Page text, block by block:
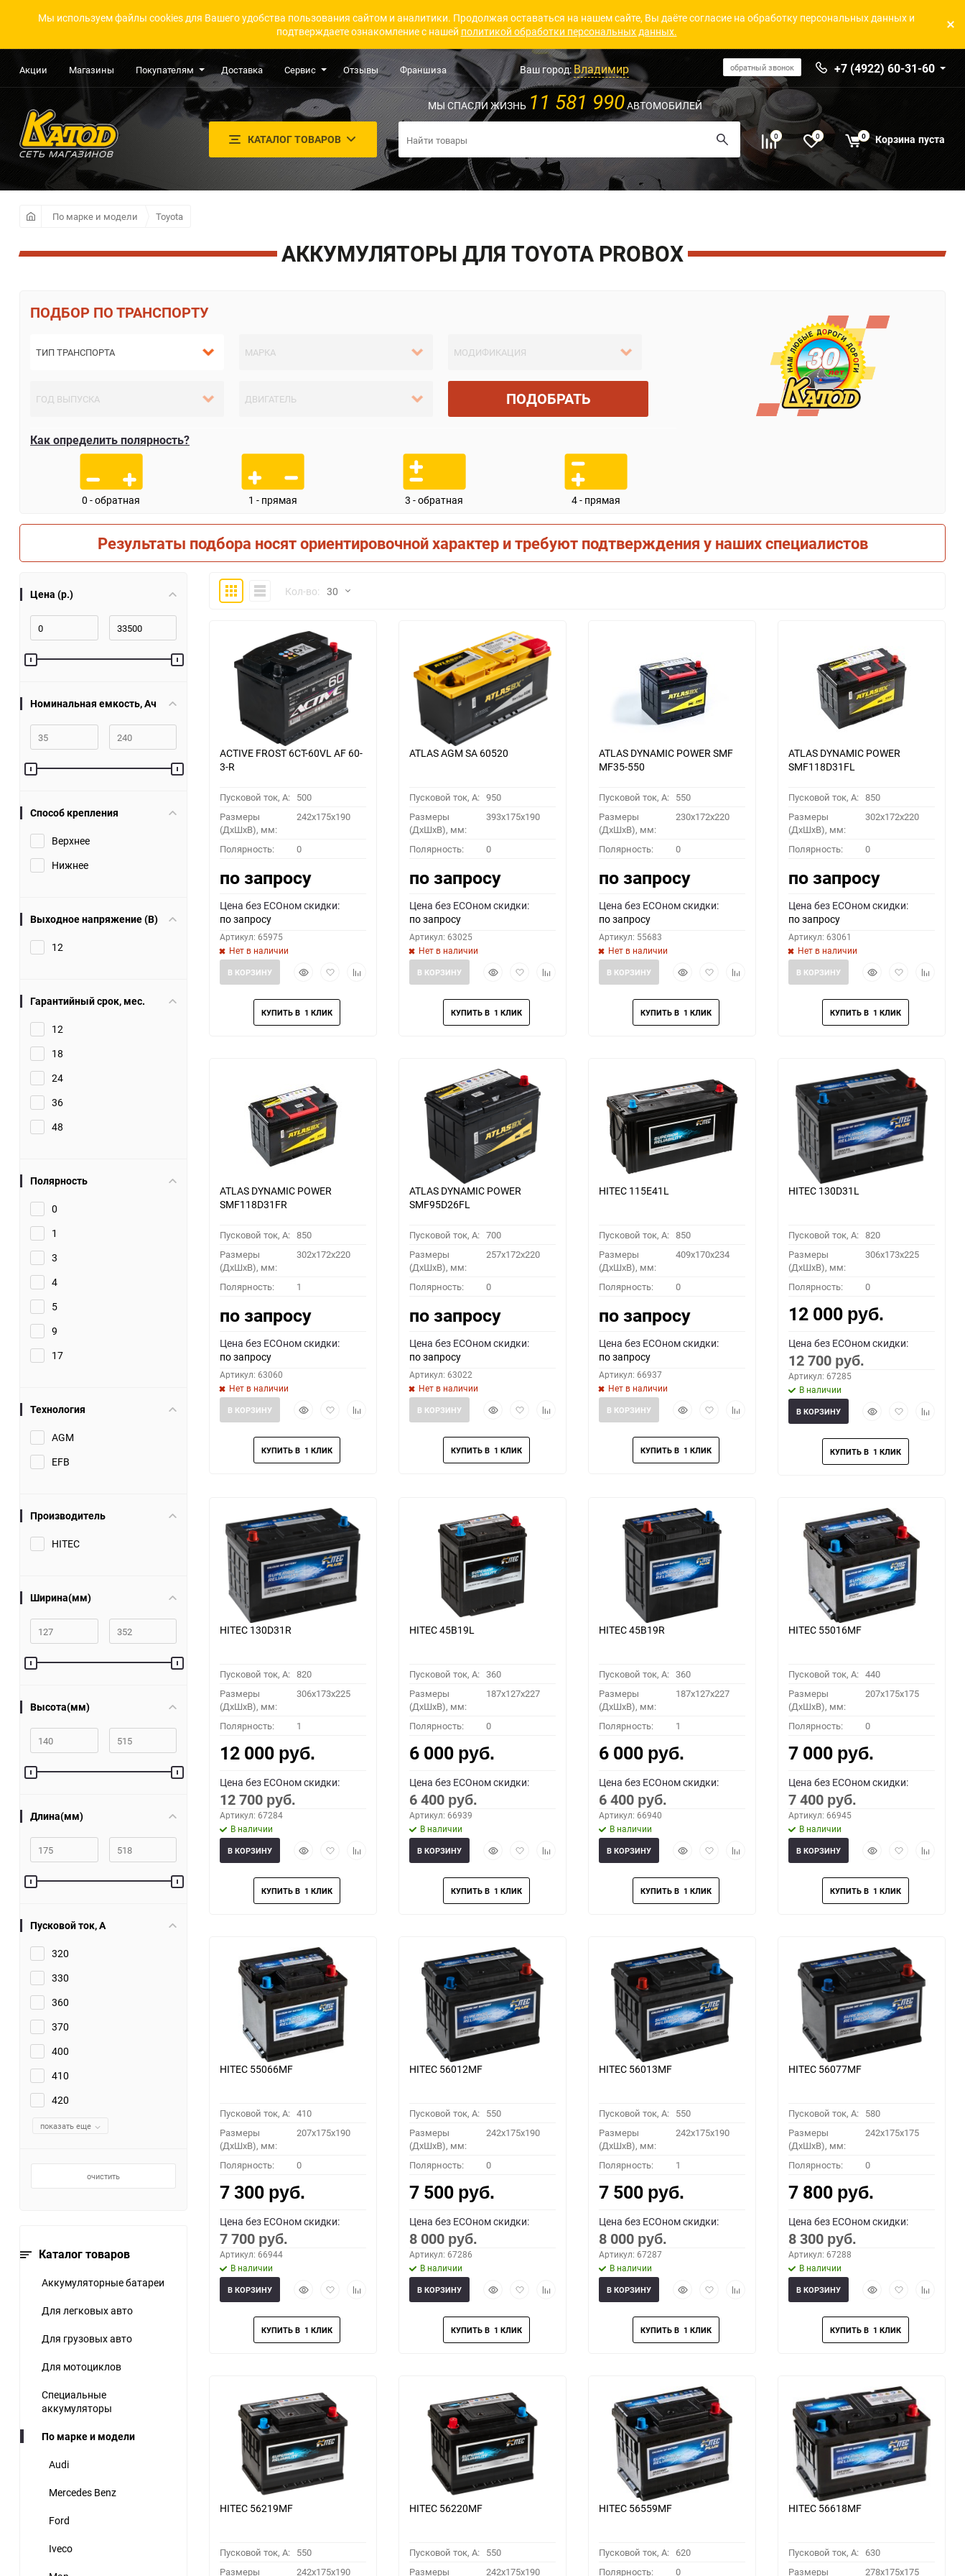
Мы используем файлы cookies для Вашего удобства пользования сайтом и аналитики. Продолжая оставаться на нашем сайте, Вы даёте согласие на обработку персональных данных и
подтверждаете ознакомление с нашей политикой обработки персональных данных.
Акции Магазины Покупателям Доставка Сервис Отзывы Франшиза Ваш город:Владимир обратный звонок +7 (4922) 60-31-60
КАТАЛОГ ТОВАРОВ
МЫ СПАСЛИ ЖИЗНЬ 11 581 990АВТОМОБИЛЕЙ
0 0 0 Корзина пуста
По марке и модели Toyota
АККУМУЛЯТОРЫ ДЛЯ TOYOTA PROBOX
ПО ТРАНСПОРТУ
ПОДОБРАТЬ
Как определить полярность?
0 - обратная 1 - прямая 3 - обратная 4 - прямая
Результаты подбора носят ориентировочной характер и требуют подтверждения у наших специалистов
Цена (р.)
Номинальная емкость, Ач
Способ крепления
Верхнее
Нижнее
Выходное напряжение (В)
12
Гарантийный срок, мес.
12
18
24
36
48
Полярность
0
1
3
4
5
9
17
Технология
AGM
EFB
Производитель
HITEC
Ширина(мм)
Высота(мм)
Длина(мм)
Пусковой ток, A
320
330
360
370
400
410
420
показать еще
очистить
Каталог товаров
Аккумуляторные батареи
Для легковых авто
Для грузовых авто
Для мотоциклов
Специальные
аккумуляторы
По марке и модели
Audi
Mercedes Benz
Ford
Iveco
ПлиткаКомпактноКол-во: 30
30
60
90
150
ACTIVE FROST 6СТ-60VL АF 60-
3-R
Пусковой ток, A: 500
Размеры
(ДхШхВ), мм:
242x175x190
Полярность: 0
по запросу
Цена без ECOном скидки:
по запросу
Артикул: 65975
Нет в наличии
БыстрыйДобавить
избранное
Добавить
В КОРЗИНУ
ATLAS AGM SA 60520
Пусковой ток, A: 950
Размеры
(ДхШхВ), мм:
393x175x190
Полярность: 0
по запросу
Цена без ECOном скидки:
по запросу
Артикул: 63025
Нет в наличии
БыстрыйДобавить
избранное
Добавить
В КОРЗИНУ
ATLAS DYNAMIC POWER SMF
MF35-550
Пусковой ток, A: 550
Размеры
(ДхШхВ), мм:
230x172x220
Полярность: 0
по запросу
Цена без ECOном скидки:
по запросу
Артикул: 55683
Нет в наличии
БыстрыйДобавить
избранное
Добавить
В КОРЗИНУ
ATLAS DYNAMIC POWER
SMF118D31FL
Пусковой ток, A: 850
Размеры
(ДхШхВ), мм:
302x172x220
Полярность: 0
по запросу
Цена без ECOном скидки:
по запросу
Артикул: 63061
Нет в наличии
БыстрыйДобавить
избранное
Добавить
В КОРЗИНУ
ATLAS DYNAMIC POWER
SMF118D31FR
Пусковой ток, A: 850
Размеры
(ДхШхВ), мм:
302x172x220
Полярность: 1
по запросу
Цена без ECOном скидки:
по запросу
Артикул: 63060
Нет в наличии
БыстрыйДобавить
избранное
Добавить
В КОРЗИНУ
ATLAS DYNAMIC POWER
SMF95D26FL
Пусковой ток, A: 700
Размеры
(ДхШхВ), мм:
257x172x220
Полярность: 0
по запросу
Цена без ECOном скидки:
по запросу
Артикул: 63022
Нет в наличии
БыстрыйДобавить
избранное
Добавить
В КОРЗИНУ
HITEC 115E41L
Пусковой ток, A: 850
Размеры
(ДхШхВ), мм:
409x170x234
Полярность: 0
по запросу
Цена без ECOном скидки:
по запросу
Артикул: 66937
Нет в наличии
БыстрыйДобавить
избранное
Добавить
В КОРЗИНУ
HITEC 130D31L
Пусковой ток, A: 820
Размеры
(ДхШхВ), мм:
306x173x225
Полярность: 0
12 000 руб.
Цена без ECOном скидки:
12 700 руб.
Артикул: 67285
В наличии
БыстрыйДобавить
избранное
Добавить
В КОРЗИНУ
HITEC 130D31R
Пусковой ток, A: 820
Размеры
(ДхШхВ), мм:
306x173x225
Полярность: 1
12 000 руб.
Цена без ECOном скидки:
12 700 руб.
Артикул: 67284
В наличии
БыстрыйДобавить
избранное
Добавить
В КОРЗИНУ
HITEC 45B19L
Пусковой ток, A: 360
Размеры
(ДхШхВ), мм:
187x127x227
Полярность: 0
6 000 руб.
Цена без ECOном скидки:
6 400 руб.
Артикул: 66939
В наличии
БыстрыйДобавить
избранное
Добавить
В КОРЗИНУ
HITEC 45B19R
Пусковой ток, A: 360
Размеры
(ДхШхВ), мм:
187x127x227
Полярность: 1
6 000 руб.
Цена без ECOном скидки:
6 400 руб.
Артикул: 66940
В наличии
БыстрыйДобавить
избранное
Добавить
В КОРЗИНУ
HITEC 55016MF
Пусковой ток, A: 440
Размеры
(ДхШхВ), мм:
207x175x175
Полярность: 0
7 000 руб.
Цена без ECOном скидки:
7 400 руб.
Артикул: 66945
В наличии
БыстрыйДобавить
избранное
Добавить
В КОРЗИНУ
HITEC 55066MF
Пусковой ток, A: 410
Размеры
(ДхШхВ), мм:
207x175x190
Полярность: 0
7 300 руб.
Цена без ECOном скидки:
7 700 руб.
Артикул: 66944
В наличии
БыстрыйДобавить
избранное
Добавить
В КОРЗИНУ
HITEC 56012MF
Пусковой ток, A: 550
Размеры
(ДхШхВ), мм:
242x175x190
Полярность: 0
7 500 руб.
Цена без ECOном скидки:
8 000 руб.
Артикул: 67286
В наличии
БыстрыйДобавить
избранное
Добавить
В КОРЗИНУ
HITEC 56013MF
Пусковой ток, A: 550
Размеры
(ДхШхВ), мм:
242x175x190
Полярность: 1
7 500 руб.
Цена без ECOном скидки:
8 000 руб.
Артикул: 67287
В наличии
БыстрыйДобавить
избранное
Добавить
В КОРЗИНУ
HITEC 56077MF
Пусковой ток, A: 580
Размеры
(ДхШхВ), мм:
242x175x175
Полярность: 0
7 800 руб.
Цена без ECOном скидки:
8 300 руб.
Артикул: 67288
В наличии
БыстрыйДобавить
избранное
Добавить
В КОРЗИНУ
HITEC 56219MF
Пусковой ток, A: 550
Размеры
242x175x190
HITEC 56220MF
Пусковой ток, A: 550
Размеры
242x175x190
HITEC 56559MF
Пусковой ток, A: 620
Полярность:
0
HITEC 56618MF
Пусковой ток, A: 630
Размеры
278x175x175